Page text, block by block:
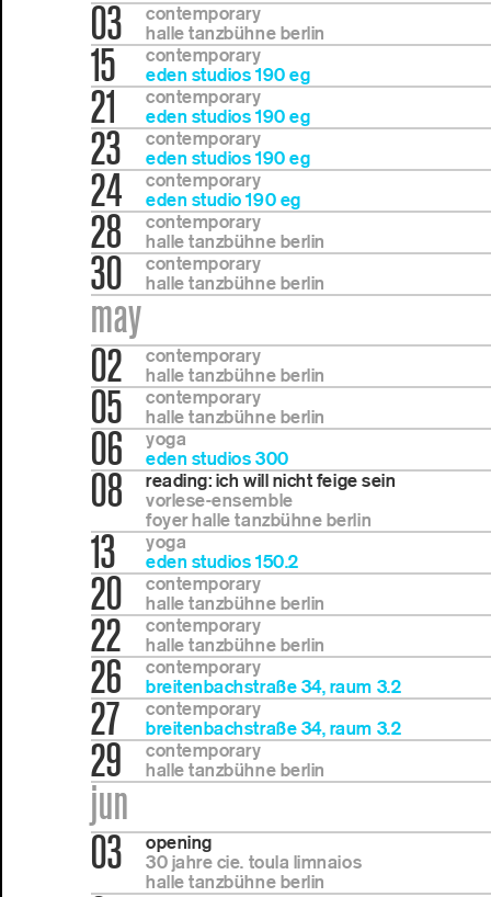
03
contemporary
halle tanzbühne berlin
15
contemporary
eden studios 190 eg
21
contemporary
eden studios 190 eg
23
contemporary
eden studios 190 eg
24
contemporary
eden studio 190 eg
28
contemporary
halle tanzbühne berlin
30
contemporary
halle tanzbühne berlin
may
02
contemporary
halle tanzbühne berlin
05
contemporary
halle tanzbühne berlin
06
yoga
eden studios 300
08
reading: ich will nicht feige sein
vorlese-ensemble
foyer halle tanzbühne berlin
13
yoga
eden studios 150.2
20
contemporary
halle tanzbühne berlin
22
contemporary
halle tanzbühne berlin
26
contemporary
breitenbachstraße 34, raum 3.2
27
contemporary
breitenbachstraße 34, raum 3.2
29
contemporary
halle tanzbühne berlin
jun
03
opening
30 jahre cie. toula limnaios
halle tanzbühne berlin